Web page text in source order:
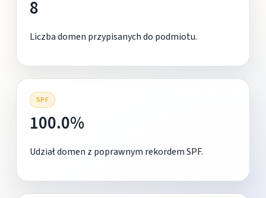
8
Liczba domen przypisanych do podmiotu.
SPF
100.0%
Udział domen z poprawnym rekordem SPF.